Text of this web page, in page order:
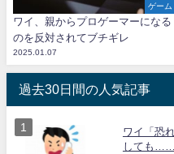
ゲーム
ワイ、親からプロゲーマーになる
のを反対されてブチギレ
2025.01.07
過去30日間の人気記事
ワイ「恐
しても……